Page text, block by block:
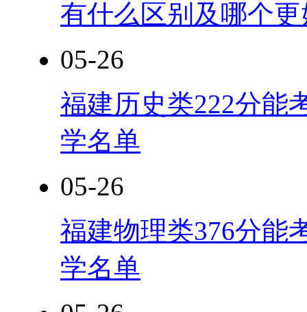
有什么区别及哪个更
05-26
福建历史类222分能
学名单
05-26
福建物理类376分能
学名单